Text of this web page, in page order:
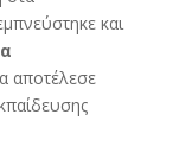
και
αποτέλεσε